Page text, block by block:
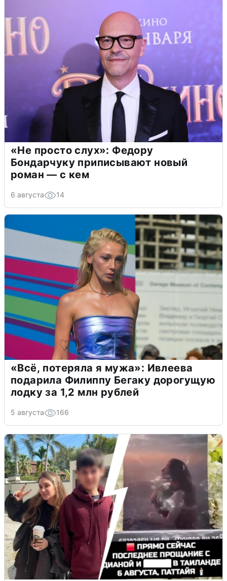
«Не просто слух»: Федору
Бондарчуку приписывают новый
роман — с кем
6 августа 14
«Всё, потеряла я мужа»: Ивлеева
подарила Филиппу Бегаку дорогущую
лодку за 1,2 млн рублей
5 августа 166